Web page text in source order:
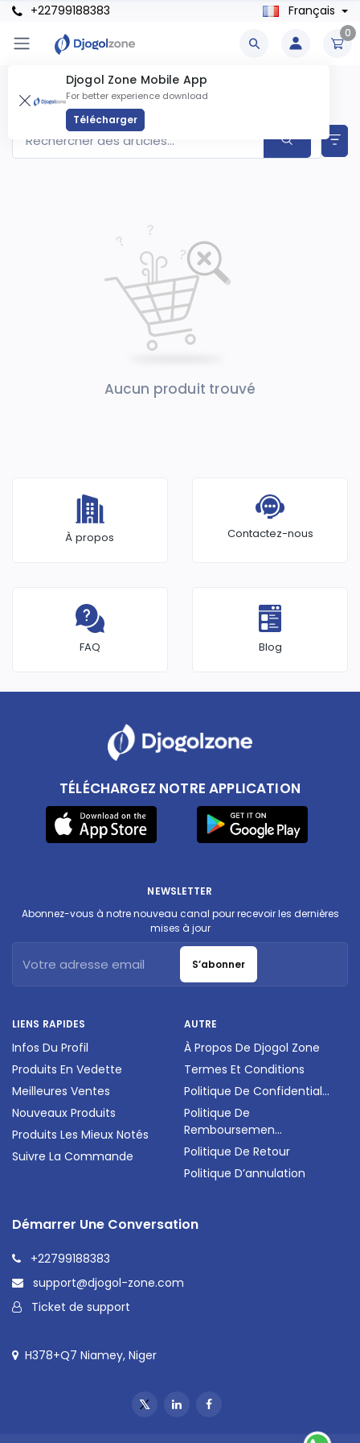
+22799188383 Français
0
Djogol Zone Mobile App
For better experience download
Télécharger
Bébé & Enfants Produits
Articles trouvés
Aucun produit trouvé
À propos Contactez-nous
FAQ Blog
TÉLÉCHARGEZ NOTRE APPLICATION
LIENS RAPIDES
Infos Du Profil
Produits En Vedette
Meilleures Ventes
Nouveaux Produits
Produits Les Mieux Notés
Suivre La Commande
AUTRE
À Propos De Djogol Zone
Termes Et Conditions
Politique De Confidential...
Politique De
Remboursemen...
Politique De Retour
Politique D’annulation
NEWSLETTER
Abonnez-vous à notre nouveau canal pour recevoir les dernières
mises à jour
S’abonner
Démarrer Une Conversation
+22799188383
support@djogol-zone.com
Ticket de support
H378+Q7 Niamey, Niger